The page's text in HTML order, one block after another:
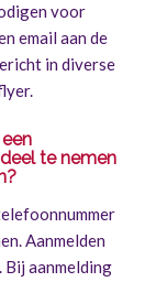
voor
email aan de
in diverse
te nemen
Aanmelden
Bij aanmelding